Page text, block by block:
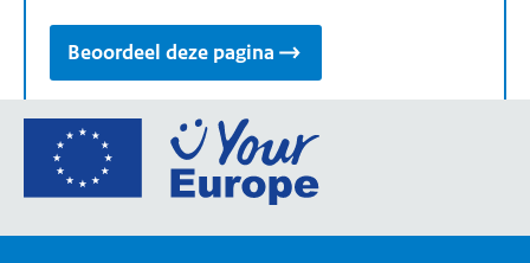
Beoordeel deze pagina
Ga
de